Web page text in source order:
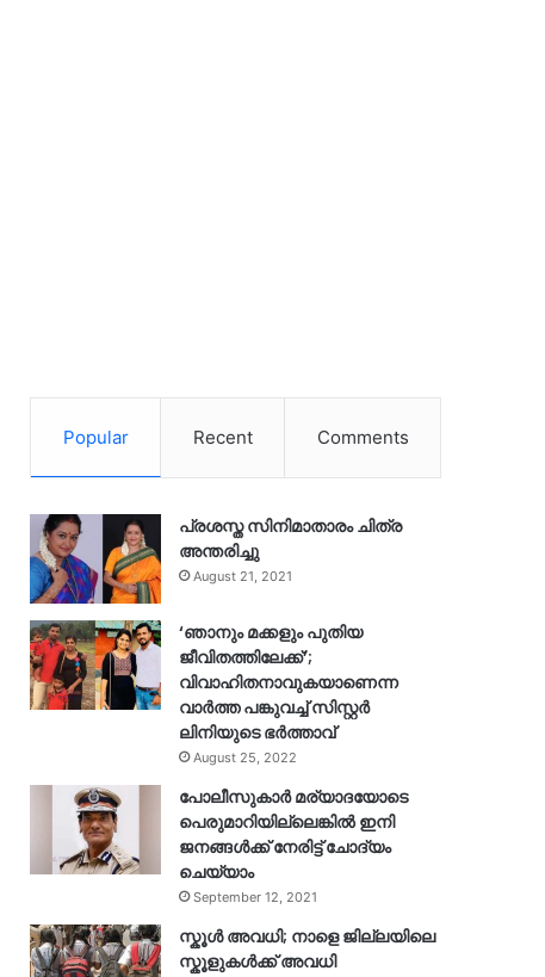
Popular Recent Comments
പ്രശസ്ത സിനിമാതാരം ചിത്ര
അന്തരിച്ചു
August 21, 2021
‘ഞാനും മക്കളും പുതിയ
ജീവിതത്തിലേക്ക്’;
വിവാഹിതനാവുകയാണെന്ന
വാർത്ത പങ്കുവച്ച് സിസ്റ്റർ
ലിനിയുടെ ഭർത്താവ്
August 25, 2022
പോലീസുകാര്‍ മര്യാദയോടെ
പെരുമാറിയില്ലെങ്കില്‍ ഇനി
ജനങ്ങള്‍ക്ക് നേരിട്ട് ചോദ്യം
ചെയ്യാം
September 12, 2021
സ്കൂൾ അവധി; നാളെ ജില്ലയിലെ
സ്കൂളുകൾക്ക് അവധി